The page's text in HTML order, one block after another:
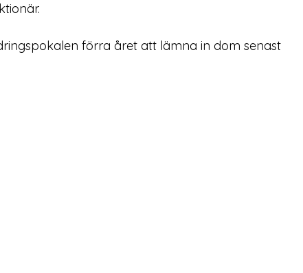
förra året att lämna in dom senast